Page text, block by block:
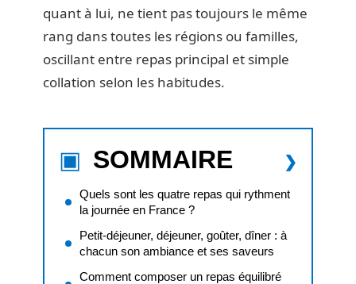
quant à lui, ne tient pas toujours le même
rang dans toutes les régions ou familles,
oscillant entre repas principal et simple
collation selon les habitudes.
SOMMAIRE
Quels sont les quatre repas qui rythment
la journée en France ?
Petit-déjeuner, déjeuner, goûter, dîner : à
chacun son ambiance et ses saveurs
Comment composer un repas équilibré